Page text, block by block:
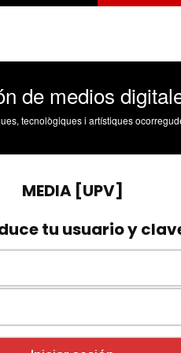
digitales
i artístiques ocorregudes en els tres